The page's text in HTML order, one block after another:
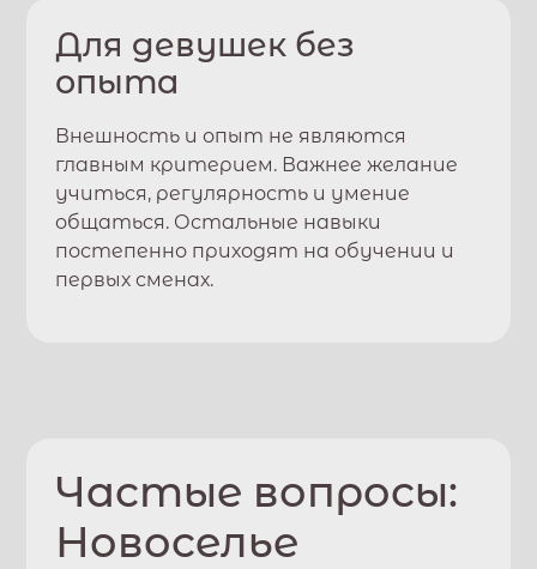
Для девушек без
опыта
Внешность и опыт не являются
главным критерием. Важнее желание
учиться, регулярность и умение
общаться. Остальные навыки
постепенно приходят на обучении и
первых сменах.
Частые вопросы:
Новоселье